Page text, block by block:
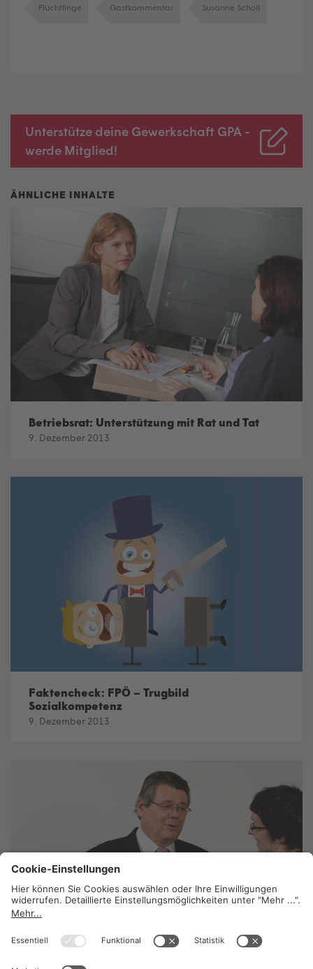
Flüchtlinge Gastkommentar Susanne Scholl
Unterstütze deine Gewerkschaft GPA -
werde Mitglied!
Betriebsrat: Unterstützung mit Rat und Tat
9. Dezember 2013
Faktencheck: FPÖ – Trugbild
Sozialkompetenz
9. Dezember 2013